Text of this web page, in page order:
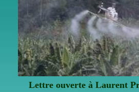
Lettre ouverte à Laurent